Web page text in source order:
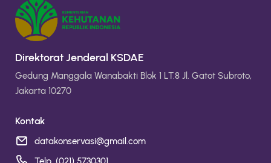
Direktorat Jenderal KSDAE
Gedung Manggala Wanabakti Blok 1 LT.8 Jl. Gatot Subroto,
Jakarta 10270
Kontak
datakonservasi@gmail.com